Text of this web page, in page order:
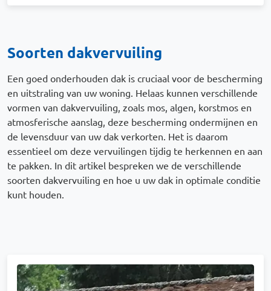
Soorten dakvervuiling
Een goed onderhouden dak is cruciaal voor de bescherming
en uitstraling van uw woning. Helaas kunnen verschillende
vormen van dakvervuiling, zoals mos, algen, korstmos en
atmosferische aanslag, deze bescherming ondermijnen en
de levensduur van uw dak verkorten. Het is daarom
essentieel om deze vervuilingen tijdig te herkennen en aan
te pakken. In dit artikel bespreken we de verschillende
soorten dakvervuiling en hoe u uw dak in optimale conditie
kunt houden.
Afbeelding